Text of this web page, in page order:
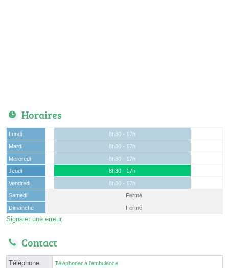
Horaires
Lundi
8h30 - 17h
Mardi
8h30 - 17h
Mercredi
8h30 - 17h
Jeudi
8h30 - 17h
Vendredi
8h30 - 17h
Samedi
Fermé
Dimanche
Fermé
Signaler une erreur
Contact
Téléphone Téléphoner à l'ambulance